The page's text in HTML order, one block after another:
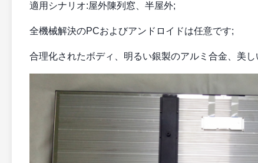
適用シナリオ:屋外陳列窓、半屋外;
全機械解決のPCおよびアンドロイドは任意です;
合理化されたボディ、明るい銀製のアルミ合金、美し